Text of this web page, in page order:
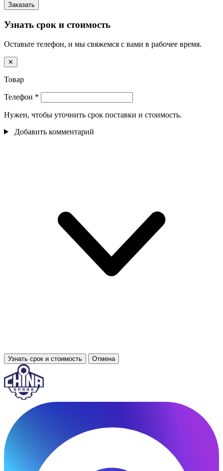
Заказать
Узнать срок и стоимость
Оставьте телефон, и мы свяжемся с вами в рабочее время.
✕
Товар
Телефон *
Нужен, чтобы уточнить срок поставки и стоимость.
Добавить комментарий
Узнать срок и стоимость Отмена